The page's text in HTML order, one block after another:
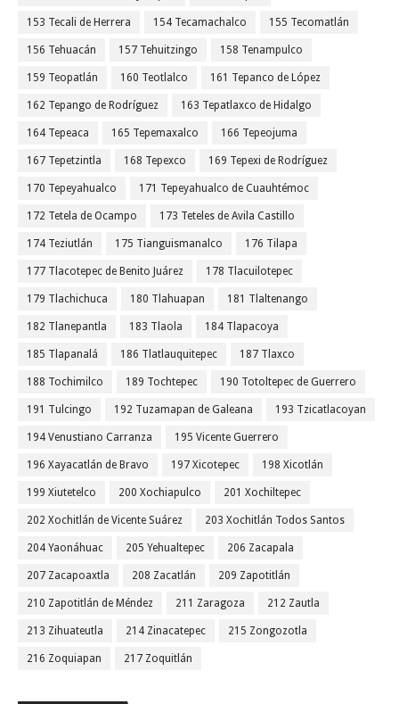
153 Tecali de Herrera 154 Tecamachalco 155 Tecomatlán
156 Tehuacán 157 Tehuitzingo 158 Tenampulco
159 Teopatlán 160 Teotlalco 161 Tepanco de López
162 Tepango de Rodríguez 163 Tepatlaxco de Hidalgo
164 Tepeaca 165 Tepemaxalco 166 Tepeojuma
167 Tepetzintla 168 Tepexco 169 Tepexi de Rodríguez
170 Tepeyahualco 171 Tepeyahualco de Cuauhtémoc
172 Tetela de Ocampo 173 Teteles de Avila Castillo
174 Teziutlán 175 Tianguismanalco 176 Tilapa
177 Tlacotepec de Benito Juárez 178 Tlacuilotepec
179 Tlachichuca 180 Tlahuapan 181 Tlaltenango
182 Tlanepantla 183 Tlaola 184 Tlapacoya
185 Tlapanalá 186 Tlatlauquitepec 187 Tlaxco
188 Tochimilco 189 Tochtepec 190 Totoltepec de Guerrero
191 Tulcingo 192 Tuzamapan de Galeana 193 Tzicatlacoyan
194 Venustiano Carranza 195 Vicente Guerrero
196 Xayacatlán de Bravo 197 Xicotepec 198 Xicotlán
199 Xiutetelco 200 Xochiapulco 201 Xochiltepec
202 Xochitlán de Vicente Suárez 203 Xochitlán Todos Santos
204 Yaonáhuac 205 Yehualtepec 206 Zacapala
207 Zacapoaxtla 208 Zacatlán 209 Zapotitlán
210 Zapotitlán de Méndez 211 Zaragoza 212 Zautla
213 Zihuateutla 214 Zinacatepec 215 Zongozotla
216 Zoquiapan 217 Zoquitlán